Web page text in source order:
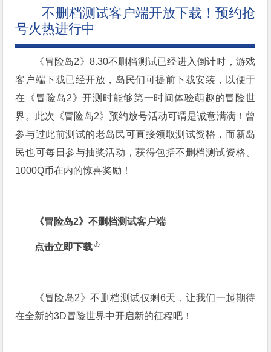
不删档测试客户端开放下载！预约抢
号火热进行中
《冒险岛2》8.30不删档测试已经进入倒计时，游戏
客户端下载已经开放，岛民们可提前下载安装，以便于
在《冒险岛2》开测时能够第一时间体验萌趣的冒险世
界。此次《冒险岛2》预约放号活动可谓是诚意满满！曾
参与过此前测试的老岛民可直接领取测试资格，而新岛
民也可每日参与抽奖活动，获得包括不删档测试资格、
1000Q币在内的惊喜奖励！
《冒险岛2》不删档测试客户端
点击立即下载
《冒险岛2》不删档测试仅剩6天，让我们一起期待
在全新的3D冒险世界中开启新的征程吧！